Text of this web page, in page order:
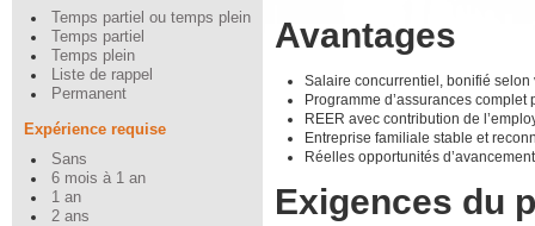
Temps partiel ou temps plein
Temps partiel
Temps plein
Liste de rappel
Permanent
Expérience requise
Sans
6 mois à 1 an
1 an
2 ans
Avantages
Salaire concurrentiel, bonifié
Programme d’assurances
REER avec contribution de
Entreprise familiale stable et
Réelles opportunités
Exigences du